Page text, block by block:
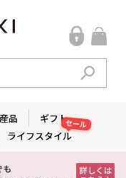
品
ギフト
ライフスタイル
セール